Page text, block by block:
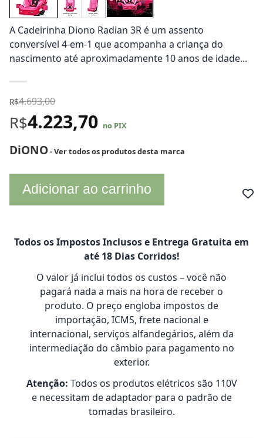
A Cadeirinha Diono Radian 3R é um assento
conversível 4-em-1 que acompanha a criança do
nascimento até aproximadamente 10 anos de idade...
R$4.693,00
R$4.223,70 no PIX
DiONO - Ver todos os produtos desta marca
Adicionar ao carrinho
Todos os Impostos Inclusos e Entrega Gratuita em
até 18 Dias Corridos!
O valor já inclui todos os custos – você não
pagará nada a mais na hora de receber o
produto. O preço engloba impostos de
importação, ICMS, frete nacional e
internacional, serviços alfandegários, além da
intermediação do câmbio para pagamento no
exterior.
Atenção: Todos os produtos elétricos são 110V
e necessitam de adaptador para o padrão de
tomadas brasileiro.